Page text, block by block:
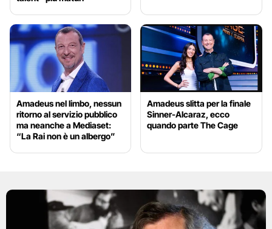
Amadeus nel limbo, nessun
ritorno al servizio pubblico
ma neanche a Mediaset:
“La Rai non è un albergo”
Amadeus slitta per la finale
Sinner-Alcaraz, ecco
quando parte The Cage